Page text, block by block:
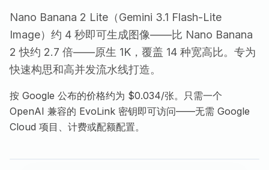
Nano Banana 2 Lite（Gemini 3.1 Flash-Lite
Image）约 4 秒即可生成图像——比 Nano Banana
2 快约 2.7 倍——原生 1K，覆盖 14 种宽高比。专为
快速构思和高并发流水线打造。
按 Google 公布的价格约为 $0.034/张。只需一个
OpenAI 兼容的 EvoLink 密钥即可访问——无需 Google
Cloud 项目、计费或配额配置。